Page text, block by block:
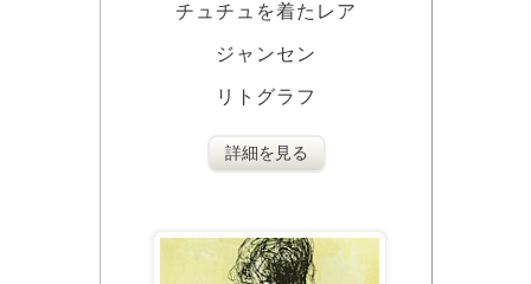
チュチュを着たレア
ジャンセン
リトグラフ
詳細を見る